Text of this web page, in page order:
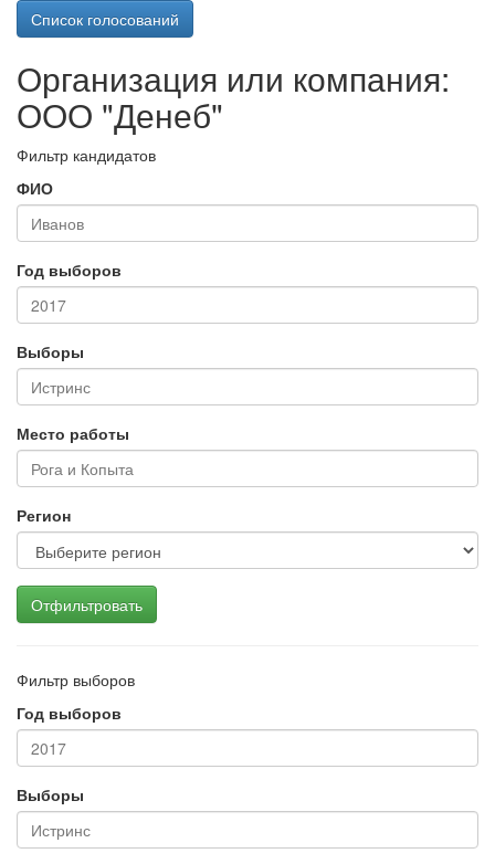
Список голосований
Организация или компания:
ООО "Денеб"
Фильтр кандидатов
ФИО
Год выборов
Выборы
Место работы
Регион
Отфильтровать
Фильтр выборов
Год выборов
Выборы